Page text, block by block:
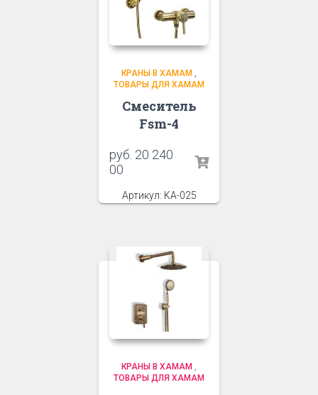
КРАНЫ В ХАМАМ
ТОВАРЫ ДЛЯ ХАМАМ
Смеситель
Fsm-4
руб. 20 240
00
Артикул: KA-025
КРАНЫ В ХАМАМ ,
ТОВАРЫ ДЛЯ ХАМАМ